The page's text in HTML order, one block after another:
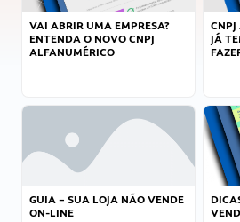
VAI ABRIR UMA EMPRESA?
ENTENDA O NOVO CNPJ
ALFANUMÉRICO
JÁ
GUIA – SUA LOJA NÃO VENDE
ON-LINE